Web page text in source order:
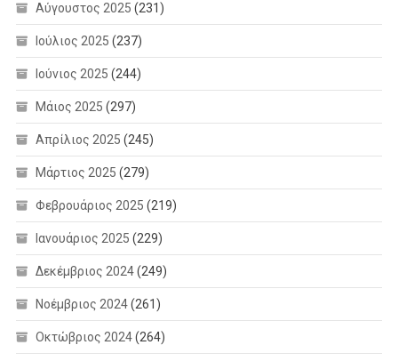
Αύγουστος 2025 (231)
Ιούλιος 2025 (237)
Ιούνιος 2025 (244)
Μάιος 2025 (297)
Απρίλιος 2025 (245)
Μάρτιος 2025 (279)
Φεβρουάριος 2025 (219)
Ιανουάριος 2025 (229)
Δεκέμβριος 2024(249)
Νοέμβριος 2024(261)
Οκτώβριος 2024(264)